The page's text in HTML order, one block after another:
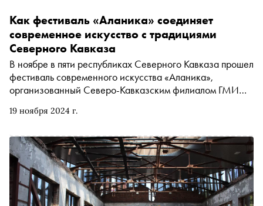
19 ноября 2024 г.
Как фестиваль «Аланика» соединяет
современное искусство с традициями
Северного Кавказа
В ноябре в пяти республиках Северного Кавказа прошел
фестиваль современного искусства «Аланика»,
организованный Северо-Кавказским филиалом ГМИИ
инициатив и Фонда Владимира Потанина. Директор
фестиваль помогает сохранять культурное наследие,
приобщает местных жителей к современному искусству
и становится площадкой для диалога и экспериментов